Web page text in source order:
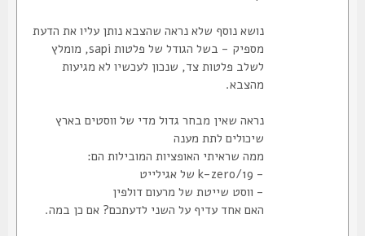
נושא נוסף שלא נראה שהצבא נותן עליו את הדעת
מספיק - בשל הגודל של פלטות sapi, מומלץ
לשלב פלטות צד, שנכון לעכשיו לא מגיעות
מהצבא.
נראה שאין מבחר גדול מדי של ווסטים בארץ
שיכולים לתת מענה
ממה שראיתי האופציות המובילות הם:
- ווסט שייטת של מרעום דולפין
האם אחד עדיף על השני לדעתכם? אם כן במה.